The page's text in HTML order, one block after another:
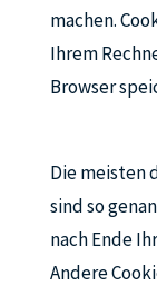
machen.
Ihrem
Browser
Die meisten
sind so
nach Ende
Andere